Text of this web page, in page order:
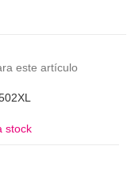
este artículo
stock